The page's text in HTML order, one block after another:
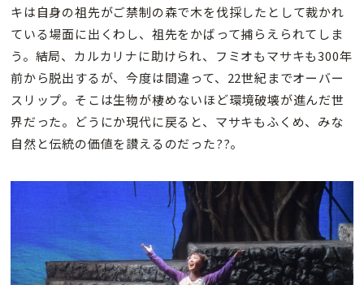
キは自身の祖先がご禁制の森で木を伐採したとして裁かれ
ている場面に出くわし、祖先をかばって捕らえられてしま
う。結局、カルカリナに助けられ、フミオもマサキも300年
前から脱出するが、今度は間違って、22世紀までオーバー
スリップ。そこは生物が棲めないほど環境破壊が進んだ世
界だった。どうにか現代に戻ると、マサキもふくめ、みな
自然と伝統の価値を讃えるのだった??。